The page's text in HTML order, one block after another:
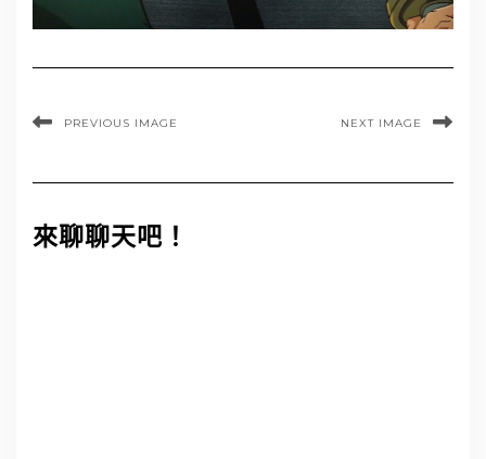
PREVIOUS IMAGE NEXT IMAGE
來聊聊天吧！